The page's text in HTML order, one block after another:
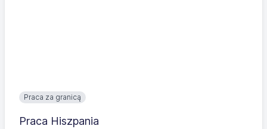
Praca za granicą
Praca Hiszpania